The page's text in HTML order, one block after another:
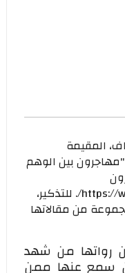
المقيمة
"مهاجرون بين الوهم
https://www.amazon.com/dp/B08Z7TRLHK/. للتذكير،
من مقالاتها
رواتها من شهد
سمع عنها ممن